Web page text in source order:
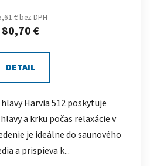
€ bez DPH
80,70 €
DETAIL
Harvia 512 poskytuje
a krku počas relaxácie v
je ideálne do saunového
a prispieva k...